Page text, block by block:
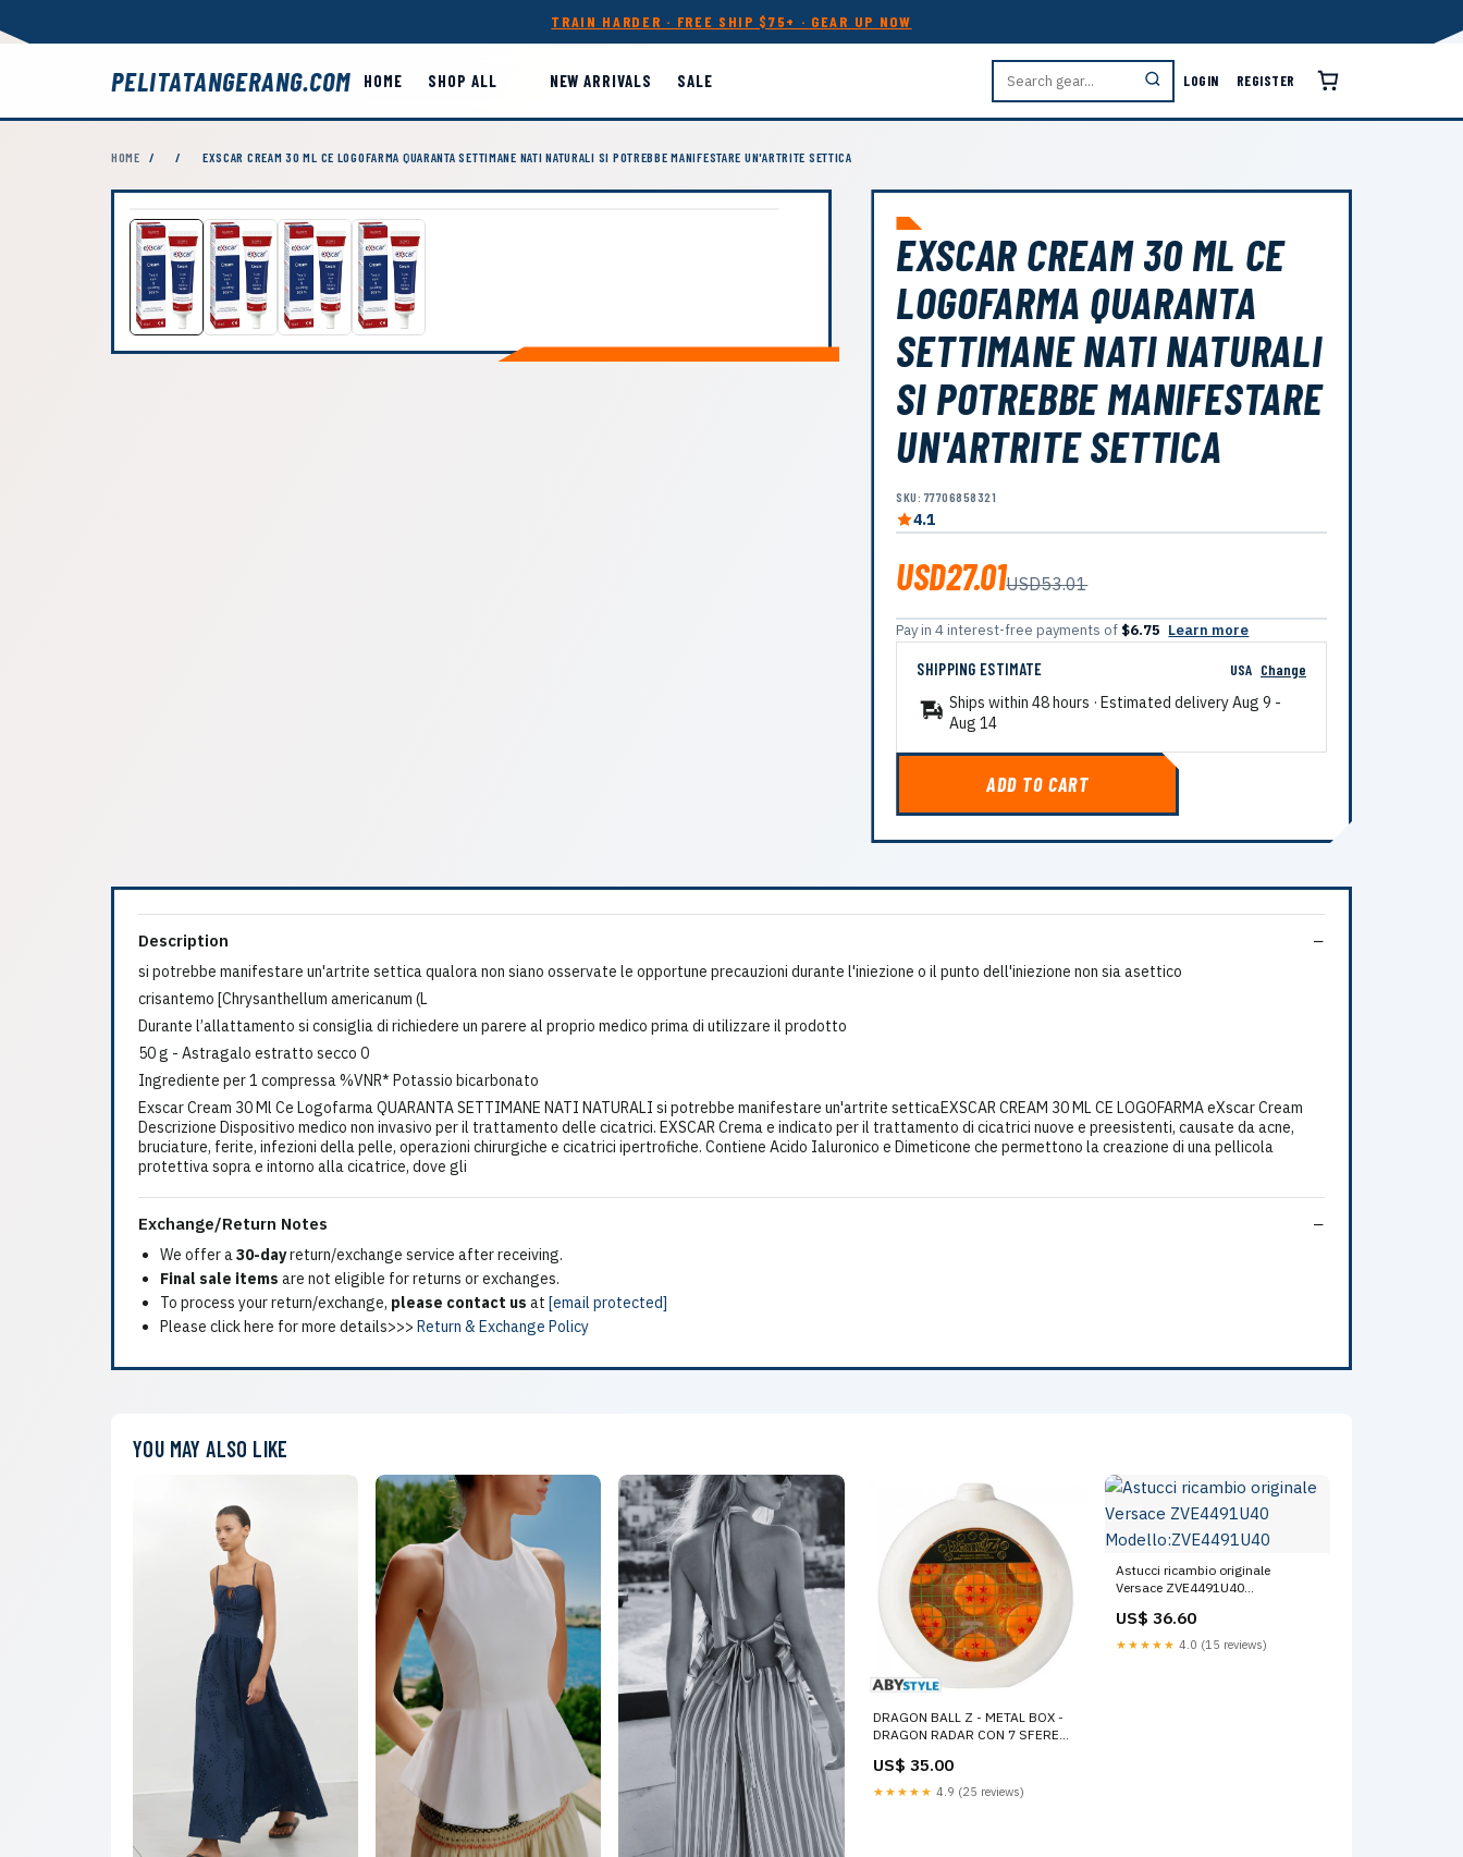
TRAIN HARDER · FREE SHIP $75+ · GEAR UP NOW
PELITATANGERANG.COM HOME SHOP ALL NEW ARRIVALS SALE LOGIN REGISTER
HOME / / EXSCAR CREAM 30 ML CE LOGOFARMA QUARANTA SETTIMANE NATI NATURALI SI POTREBBE MANIFESTARE UN'ARTRITE SETTICA
EXSCAR CREAM 30 ML CE
LOGOFARMA QUARANTA
SETTIMANE NATI NATURALI
SI POTREBBE MANIFESTARE
UN'ARTRITE SETTICA
SKU: 77706858321
4.1
USD27.01USD53.01
Pay in 4 interest-free payments of $6.75 Learn more
SHIPPING ESTIMATE USA Change
Ships within 48 hours · Estimated deliveryAug 9 -
Aug 14
ADD TO CART
Description
si potrebbe manifestare un'artrite settica qualora non siano osservate le opportune precauzioni durante l'iniezione o il punto dell'iniezione non sia asettico
crisantemo [Chrysanthellum americanum (L
Durante l’allattamento si consiglia di richiedere un parere al proprio medico prima di utilizzare il prodotto
50 g - Astragalo estratto secco 0
Ingrediente per 1 compressa %VNR* Potassio bicarbonato
Exscar Cream 30 Ml Ce Logofarma QUARANTA SETTIMANE NATI NATURALI si potrebbe manifestare un'artrite setticaEXSCAR CREAM 30 ML CE LOGOFARMA eXscar Cream
Descrizione Dispositivo medico non invasivo per il trattamento delle cicatrici. EXSCAR Crema e indicato per il trattamento di cicatrici nuove e preesistenti, causate da acne,
bruciature, ferite, infezioni della pelle, operazioni chirurgiche e cicatrici ipertrofiche. Contiene Acido Ialuronico e Dimeticone che permettono la creazione di una pellicola
protettiva sopra e intorno alla cicatrice, dove gli
Exchange/Return Notes
We offer a30-dayreturn/exchange service after receiving.
Final sale items are not eligible for returns or exchanges.
To process your return/exchange, please contact us at [email protected]
Please click here for more details>>> Return & Exchange Policy
YOU MAY ALSO LIKE
DRAGON BALL Z - METAL BOX -
DRAGON RADAR CON 7 SFERE
US$ 35.00
★★★★★ 4.9 (25 reviews)
Astucci ricambio originale
Versace ZVE4491U40
US$ 36.60
★★★★★ 4.0 (15 reviews)